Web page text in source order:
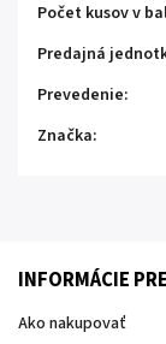
Počet kusov v
Predajná
Prevedenie:
Značka:
INFORMÁCIE
Ako nakupovať